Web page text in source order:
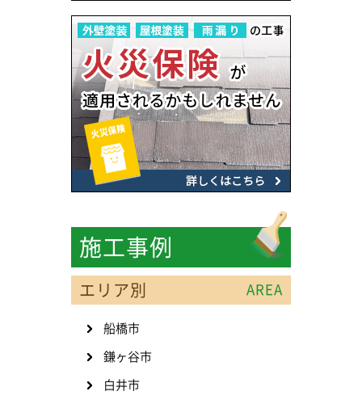
施工事例
エリア別 AREA
船橋市
鎌ヶ谷市
白井市